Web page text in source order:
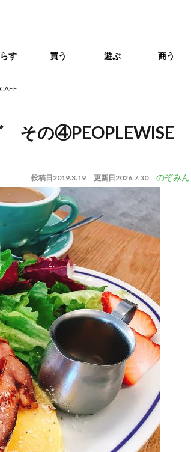
す 買う 遊ぶ 商う
その④PEOPLEWISE
投稿日2019.3.19 更新日2026.7.30 のぞみん